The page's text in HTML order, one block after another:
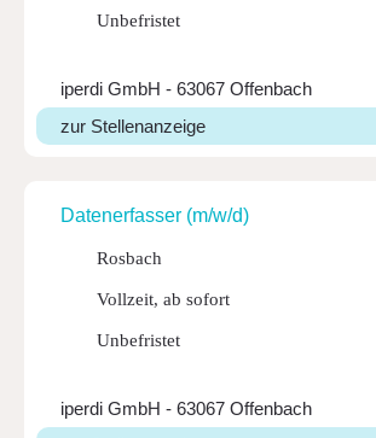
Unbefristet
iperdi GmbH - 63067 Offenbach
zur Stellenanzeige
Daten­er­fasser (m/w/d)
Rosbach
Vollzeit, ab sofort
Unbefristet
iperdi GmbH - 63067 Offenbach